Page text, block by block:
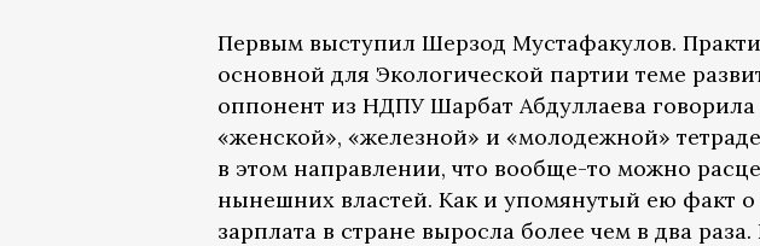
Первым выступил Шерзод Мустафакулов.
основной для Экологической партии теме
оппонент из НДПУ Шарбат Абдуллаева
«женской», «железной» и «молодежной»
в этом направлении, что вообще-то можно
нынешних властей. Как и упомянутый ею факт о
зарплата в стране выросла более чем в два